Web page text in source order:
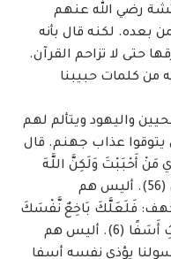
رضي الله عنهم
بعده. لكنه قال بأنه
حتى لا تزاحم ‏القرآن.
من كلمات حبيبنا
واليهود ويتألم لهم
عذاب جهنم. قال
مَنْ أَحْبَبْتَ وَلَكِنَّ اللَّهَ
يَهْدِي مَن يَشَاء ‏وَهُوَ أَعْلَمُ بِالْمُهْتَدِينَ (56). أليس هم
فَلَعَلَّكَ بَاخِعٌ نَّفْسَكَ
‏عَلَى آثَارِهِمْ إِن لَّمْ يُؤْمِنُوا بِهَذَا الْحَدِيثِ أَسَفًا (6). أليس هم
يؤذي نفسه أسفا